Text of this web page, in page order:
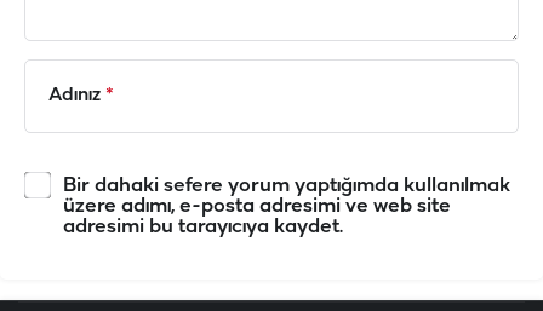
Adınız *
Bir dahaki sefere yorum yaptığımda kullanılmak
üzere adımı, e-posta adresimi ve web site
adresimi bu tarayıcıya kaydet.